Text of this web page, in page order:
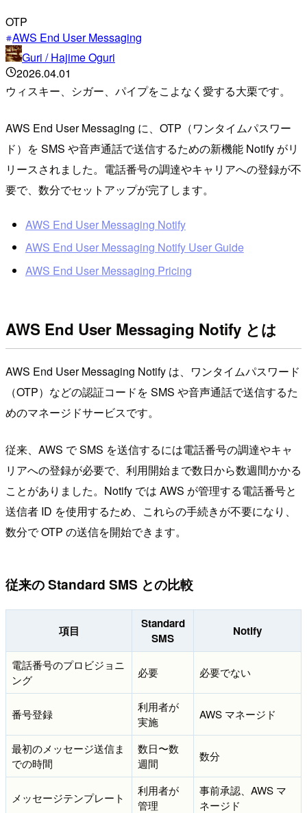
OTP
AWS End User Messaging
Guri / Hajime Oguri
2026.04.01
ウィスキー、シガー、パイプをこよなく愛する大栗です。
AWS End User Messaging に、OTP（ワンタイムパスワー
ド）を SMS や音声通話で送信するための新機能 Notify がリ
リースされました。電話番号の調達やキャリアへの登録が不
要で、数分でセットアップが完了します。
AWS End User Messaging Notify
AWS End User Messaging Notify User Guide
AWS End User Messaging Pricing
AWS End User Messaging Notify とは
AWS End User Messaging Notify は、ワンタイムパスワード
（OTP）などの認証コードを SMS や音声通話で送信するた
めのマネージドサービスです。
従来、AWS で SMS を送信するには電話番号の調達やキャ
リアへの登録が必要で、利用開始まで数日から数週間かかる
ことがありました。Notify では AWS が管理する電話番号と
送信者 ID を使用するため、これらの手続きが不要になり、
数分で OTP の送信を開始できます。
従来の Standard SMS との比較
項目
Standard
SMS
Notify
電話番号のプロビジョニ
ング
必要 必要でない
番号登録
利用者が
実施
AWS マネージド
最初のメッセージ送信ま
での時間
数日〜数
週間
数分
メッセージテンプレート
利用者が
管理
事前承認、AWS マ
ネージド